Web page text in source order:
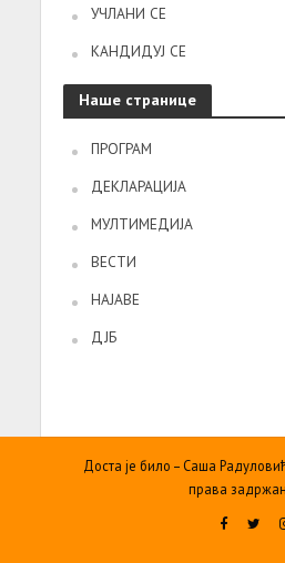
УЧЛАНИ СЕ
КАНДИДУЈ СЕ
Наше странице
ПРОГРАМ
ДЕКЛАРАЦИЈА
МУЛТИМЕДИЈА
ВЕСТИ
НАЈАВЕ
ДЈБ
Доста је било – Саша
права